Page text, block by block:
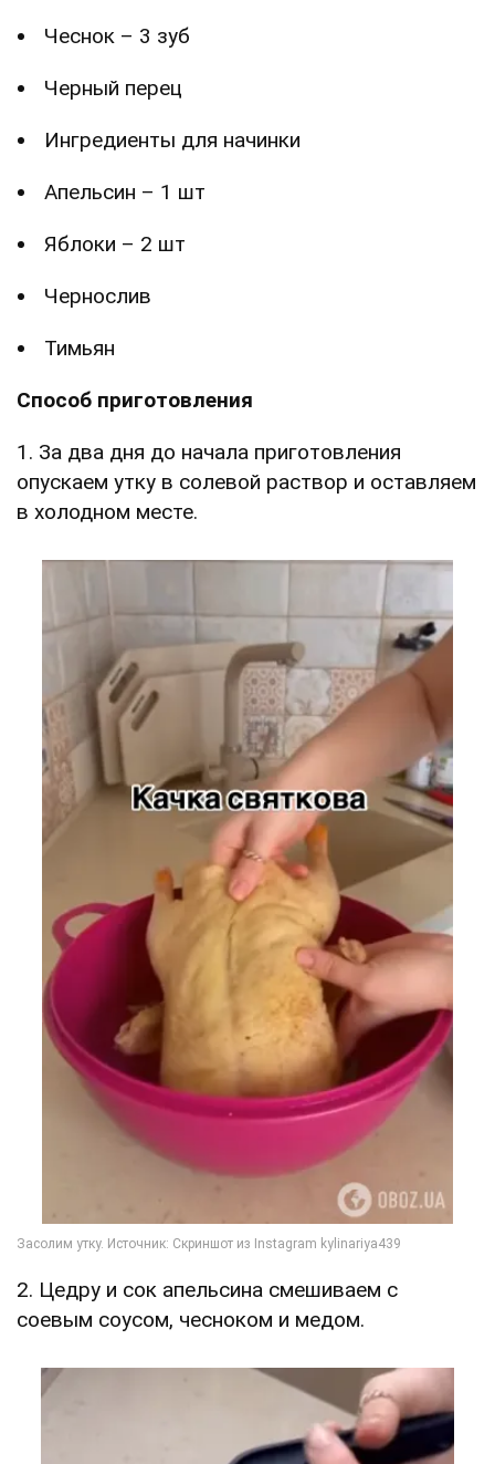
Чеснок – 3 зуб
Черный перец
Ингредиенты для начинки
Апельсин – 1 шт
Яблоки – 2 шт
Чернослив
Тимьян
Способ приготовления
1. За два дня до начала приготовления
опускаем утку в солевой раствор и оставляем
в холодном месте.
2. Цедру и сок апельсина смешиваем с
соевым соусом, чесноком и медом.